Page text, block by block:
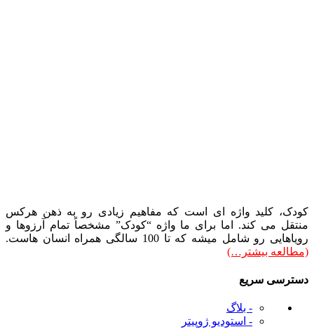
کودک، کلید واژه ای است که مفاهیم زیادی رو به ذهن هرکس
منتقل می کند. اما برای ما واژه “کودک” مشخصاً تمام آرزوها و
رویاهایی رو شامل میشه که تا 100 سالگی همراه انسان هاست.
(مطالعه بیشتر…)
دسترسی سریع
- بلاگ
- استودیو ژوپیتر